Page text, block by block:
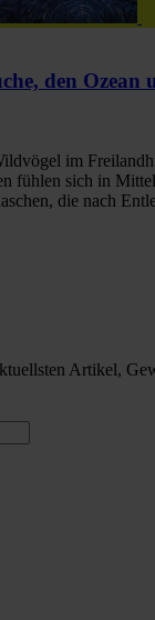
den Ozean
im
fühlen sich in
die nach
Artikel,